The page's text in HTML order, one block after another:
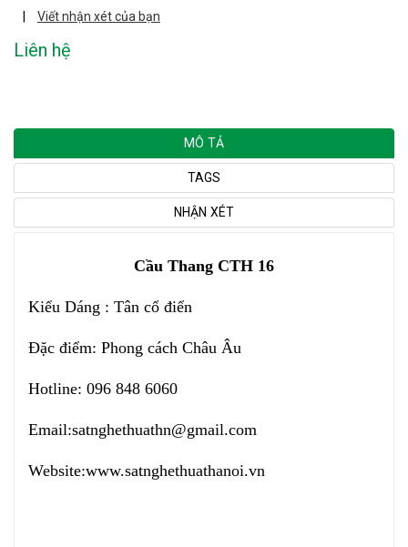
Viết nhận xét của bạn
Liên hệ
MÔ TẢ
TAGS
NHẬN XÉT
Cầu Thang CTH 16
Kiểu Dáng : Tân cổ điển
Đặc điểm: Phong cách Châu Âu
Hotline: 096 848 6060
Email:satnghethuathn@gmail.com
Website:www.satnghethuathanoi.vn